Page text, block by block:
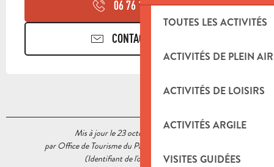
TOUTES LES ACTIVITÉS
ACTIVITÉS DE PLEIN AIR
ACTIVITÉS DE LOISIRS
ACTIVITÉS ARGILE
VISITES GUIDÉES
06 76 15 80▒▒
CONTACTEZ-NOUS
Mis à jour le 23 octobre 2020 à 15:13
par Office de Tourisme du Pays d’Aubagne et de l’Étoile
(Identifiant de l'offre :
5518119)